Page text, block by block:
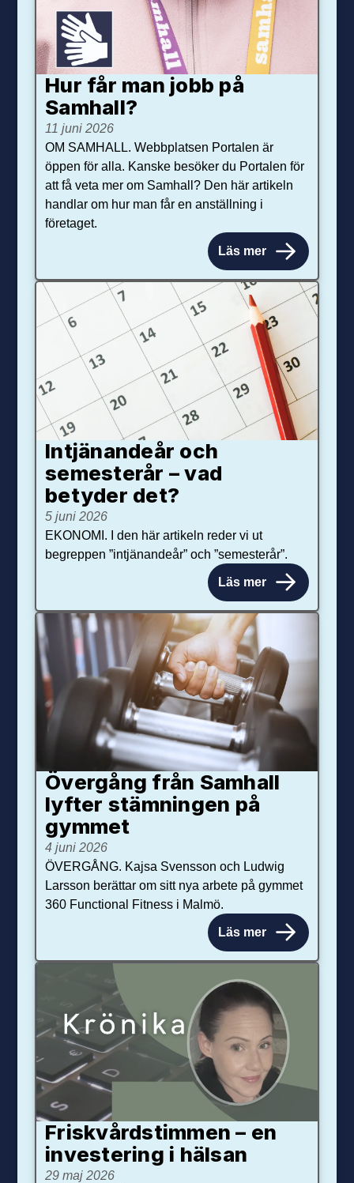
Hur får man jobb på
Samhall?
11 juni 2026
OM SAMHALL. Webbplatsen Portalen är
öppen för alla. Kanske besöker du Portalen för
att få veta mer om Samhall? Den här artikeln
handlar om hur man får en anställning i
företaget.
Läs mer
Intjänandeår och
semesterår – vad
betyder det?
5 juni 2026
EKONOMI. I den här artikeln reder vi ut
begreppen ”intjänandeår” och ”semesterår”.
Läs mer
Övergång från Samhall
lyfter stämningen på
gymmet
4 juni 2026
ÖVERGÅNG. Kajsa Svensson och Ludwig
Larsson berättar om sitt nya arbete på gymmet
360 Functional Fitness i Malmö.
Läs mer
Friskvårdstimmen – en
investering i hälsan
29 maj 2026